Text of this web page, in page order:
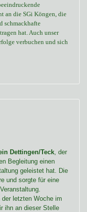
an die SGi Köngen, die
schmackhafte
hat. Auch unser
verbuchen und sich
Dettingen/Teck, der
Begleitung einen
geleistet hat. Die
und sorgte für eine
letzten Woche im
ihn an dieser Stelle